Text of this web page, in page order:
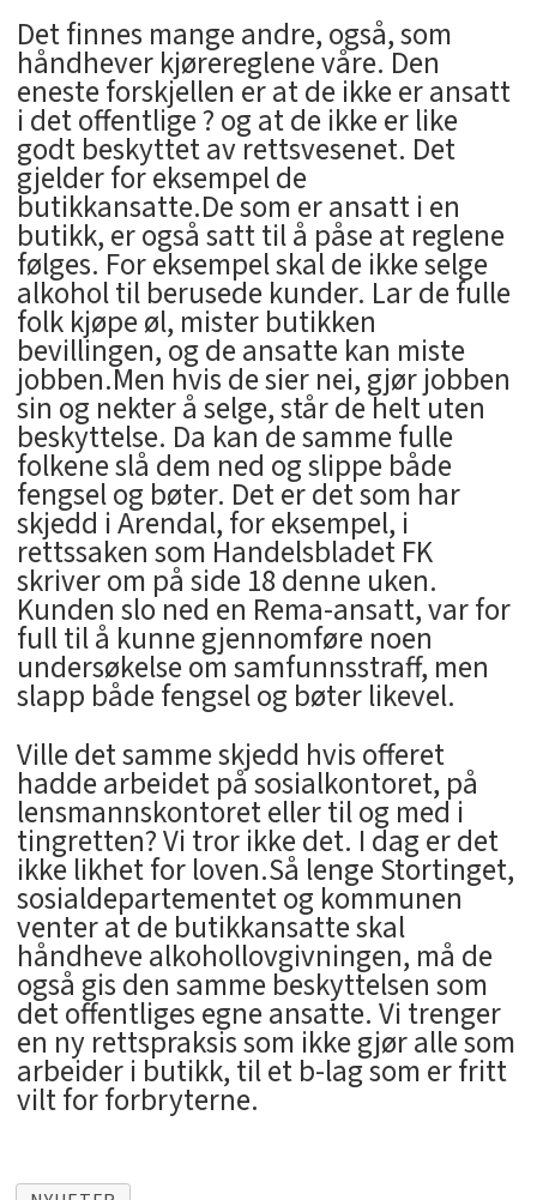
Det finnes mange andre, også, som
håndhever kjørereglene våre. Den
eneste forskjellen er at de ikke er ansatt
i det offentlige ? og at de ikke er like
godt beskyttet av rettsvesenet. Det
gjelder for eksempel de
butikkansatte.De som er ansatt i en
butikk, er også satt til å påse at reglene
følges. For eksempel skal de ikke selge
alkohol til berusede kunder. Lar de fulle
folk kjøpe øl, mister butikken
bevillingen, og de ansatte kan miste
jobben.Men hvis de sier nei, gjør jobben
sin og nekter å selge, står de helt uten
beskyttelse. Da kan de samme fulle
folkene slå dem ned og slippe både
fengsel og bøter. Det er det som har
skjedd i Arendal, for eksempel, i
rettssaken som Handelsbladet FK
skriver om på side 18 denne uken.
Kunden slo ned en Rema-ansatt, var for
full til å kunne gjennomføre noen
undersøkelse om samfunnsstraff, men
slapp både fengsel og bøter likevel.
Ville det samme skjedd hvis offeret
hadde arbeidet på sosialkontoret, på
lensmannskontoret eller til og med i
tingretten? Vi tror ikke det. I dag er det
ikke likhet for loven.Så lenge Stortinget,
sosialdepartementet og kommunen
venter at de butikkansatte skal
håndheve alkohollovgivningen, må de
også gis den samme beskyttelsen som
det offentliges egne ansatte. Vi trenger
en ny rettspraksis som ikke gjør alle som
arbeider i butikk, til et b-lag som er fritt
vilt for forbryterne.